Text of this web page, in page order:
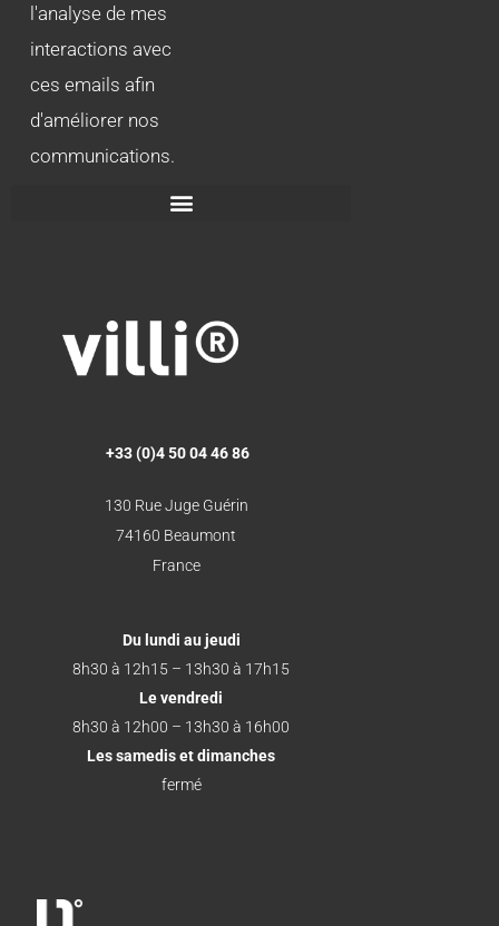
l'analyse de mes
interactions avec
ces emails afin
d'améliorer nos
communications.
+33 (0)4 50 04 46 86
130 Rue Juge Guérin
74160 Beaumont
France
Du lundi au jeudi
8h30 à 12h15 – 13h30 à 17h15
Le vendredi
8h30 à 12h00 – 13h30 à 16h00
Les samedis et dimanches
fermé